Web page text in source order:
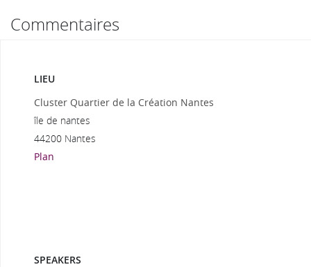
Commentaires
LIEU
Cluster Quartier de la Création Nantes
île de nantes
44200 Nantes
Plan
SPEAKERS